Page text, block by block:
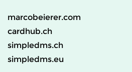
marcobeierer.com
cardhub.ch
simpledms.ch
simpledms.eu